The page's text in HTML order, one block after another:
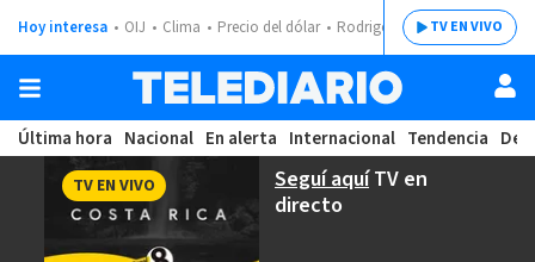
Hoy interesa OIJ Clima Precio del dólar Rodrigo ChavesTV EN VIVO
Última hora Nacional En alerta Internacional Tendencia
Seguí aquíTV en
directo
TV EN VIVO